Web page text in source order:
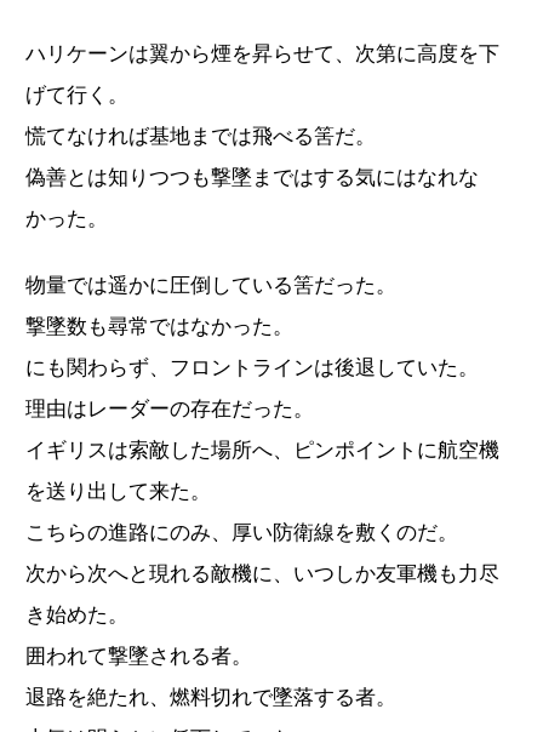
ハリケーンは翼から煙を昇らせて、次第に高度を下
げて行く。
慌てなければ基地までは飛べる筈だ。
偽善とは知りつつも撃墜まではする気にはなれな
かった。
物量では遥かに圧倒している筈だった。
撃墜数も尋常ではなかった。
にも関わらず、フロントラインは後退していた。
理由はレーダーの存在だった。
イギリスは索敵した場所へ、ピンポイントに航空機
を送り出して来た。
こちらの進路にのみ、厚い防衛線を敷くのだ。
次から次へと現れる敵機に、いつしか友軍機も力尽
き始めた。
囲われて撃墜される者。
退路を絶たれ、燃料切れで墜落する者。